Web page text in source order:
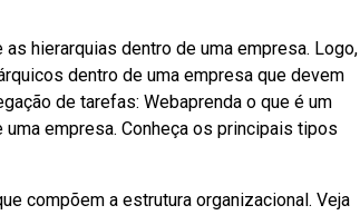
hierarquias dentro de uma empresa. Logo,
dentro de uma empresa que devem
de tarefas: Webaprenda o que é um
empresa. Conheça os principais tipos
compõem a estrutura organizacional. Veja